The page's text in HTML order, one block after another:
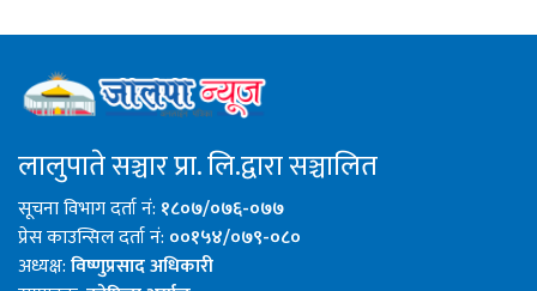
लालुपाते सञ्चार प्रा. लि.द्वारा सञ्चालित
सूचना विभाग दर्ता नं: १८०७/०७६-०७७
प्रेस काउन्सिल दर्ता नं: ००१५४/०७९-०८०
अध्यक्ष:विष्णुप्रसाद अधिकारी